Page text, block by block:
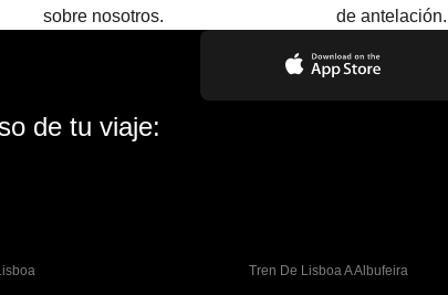
sobre nosotros.
de antelación.
de tu viaje:
Tren De Lisboa A Albufeira